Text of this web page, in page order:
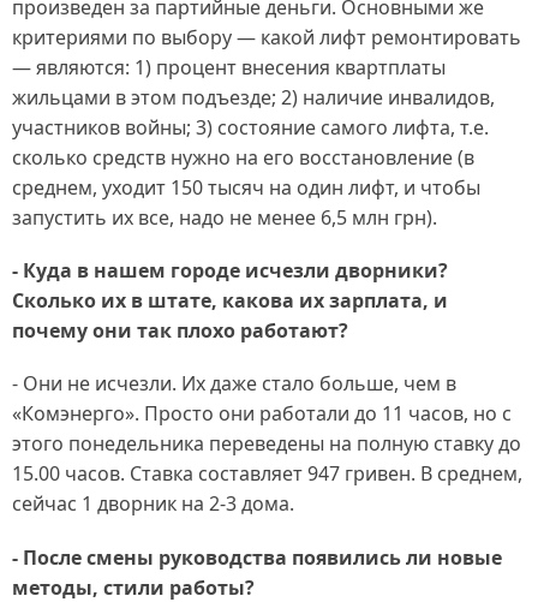
произведен за партийные деньги. Основными же
критериями по выбору — какой лифт ремонтировать
— являются: 1) процент внесения квартплаты
жильцами в этом подъезде; 2) наличие инвалидов,
участников войны; 3) состояние самого лифта, т.е.
сколько средств нужно на его восстановление (в
среднем, уходит 150 тысяч на один лифт, и чтобы
запустить их все, надо не менее 6,5 млн грн).
- Куда в нашем городе исчезли дворники?
Сколько их в штате, какова их зарплата, и
почему они так плохо работают?
- Они не исчезли. Их даже стало больше, чем в
«Комэнерго». Просто они работали до 11 часов, но с
этого понедельника переведены на полную ставку до
15.00 часов. Ставка составляет 947 гривен. В среднем,
сейчас 1 дворник на 2-3 дома.
- После смены руководства появились ли новые
методы, стили работы?